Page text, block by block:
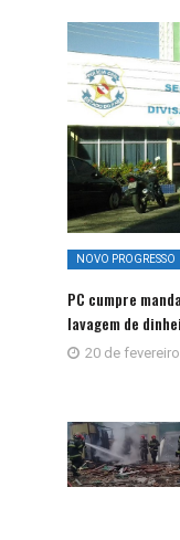
NOVO PROGRESSO
PC cumpre
lavagem de
20 de